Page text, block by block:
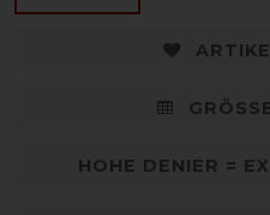
HOHE DENIER =